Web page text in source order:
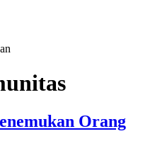
Orang